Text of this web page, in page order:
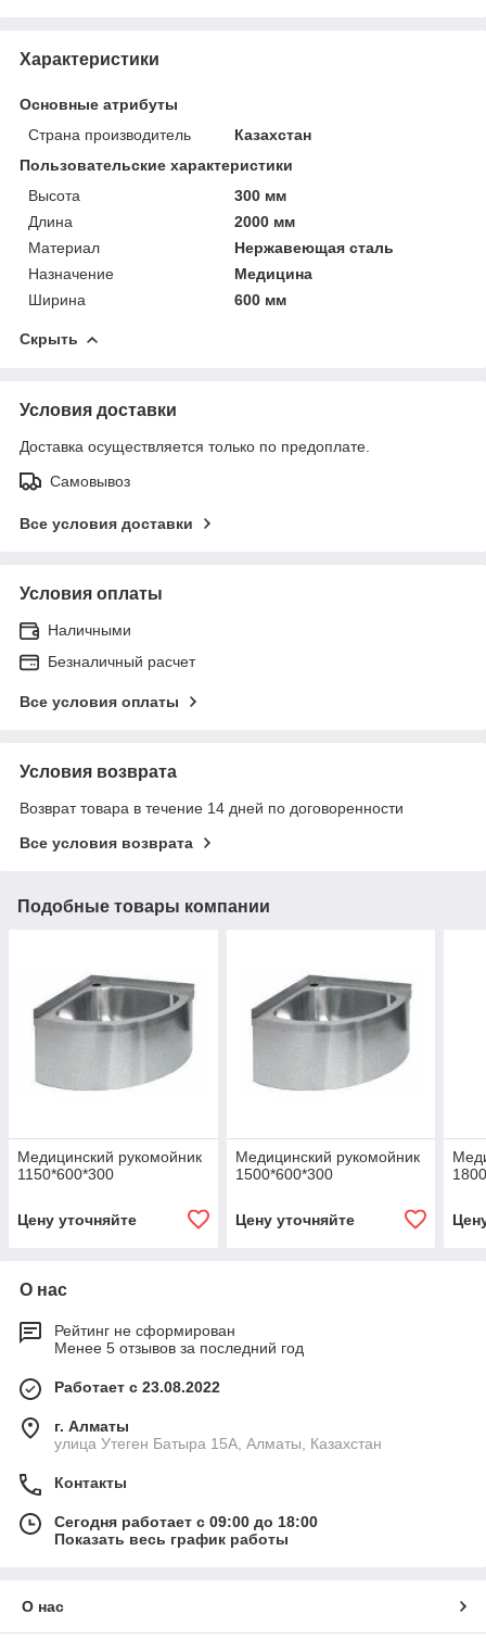
Характеристики
Основные атрибуты
Страна производитель
Казахстан
Пользовательские характеристики
Высота
300 мм
Длина
2000 мм
Материал
Нержавеющая сталь
Назначение
Медицина
Ширина
600 мм
Скрыть
Условия доставки
Доставка осуществляется только по предоплате.
Самовывоз
Все условия доставки
Условия оплаты
Наличными
Безналичный расчет
Все условия оплаты
Условия возврата
Возврат товара в течение 14 дней по договоренности
Все условия возврата
Подобные товары компании
Медицинский рукомойник
1150*600*300
Цену уточняйте
Медицинский рукомойник
1500*600*300
Цену уточняйте
О нас
Рейтинг не сформирован
Менее 5 отзывов за последний год
Работает с 23.08.2022
г. Алматы
улица Утеген Батыра 15А, Алматы, Казахстан
Контакты
Сегодня работает с 09:00 до 18:00
Показать весь график работы
О нас